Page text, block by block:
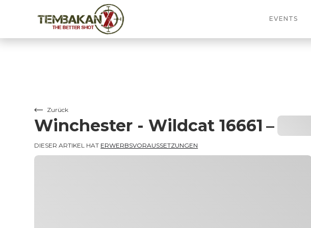
EVENTS
Zurück
Winchester - Wildcat 16661 –
DIESER ARTIKEL HAT ERWERBSVORAUSSETZUNGEN